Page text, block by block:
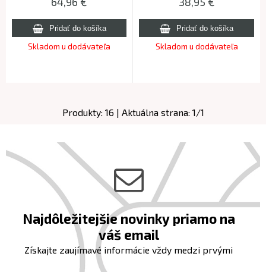
Skladom u dodávateľa Skladom u dodávateľa
Produkty: 16 | Aktuálna strana: 1/1
Najdôležitejšie novinky priamo na
váš email
Získajte zaujímavé informácie vždy medzi prvými